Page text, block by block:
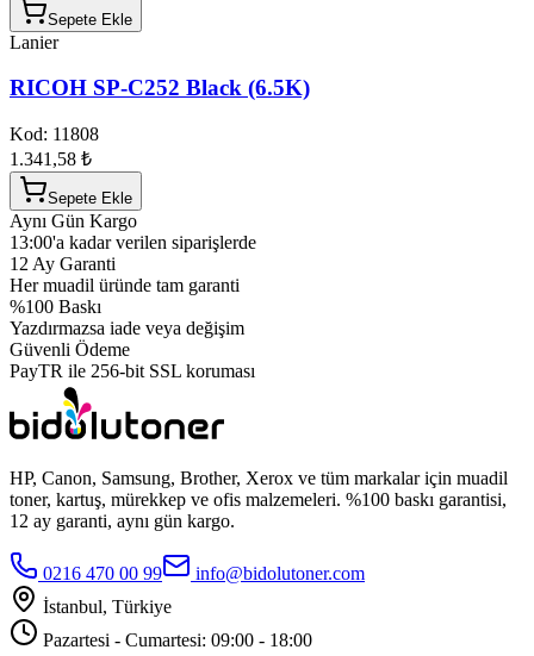
Sepete Ekle
Lanier
RICOH SP-C252 Black (6.5K)
Kod: 11808
1.341,58 ₺
Sepete Ekle
Aynı Gün Kargo
13:00'a kadar verilen siparişlerde
12 Ay Garanti
Her muadil üründe tam garanti
%100 Baskı
Yazdırmazsa iade veya değişim
Güvenli Ödeme
PayTR ile 256-bit SSL koruması
HP, Canon, Samsung, Brother, Xerox ve tüm markalar için muadil
toner, kartuş, mürekkep ve ofis malzemeleri. %100 baskı garantisi,
12 ay garanti, aynı gün kargo.
0216 470 00 99
info@bidolutoner.com
İstanbul, Türkiye
Pazartesi - Cumartesi: 09:00 - 18:00